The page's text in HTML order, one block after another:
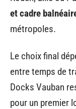
et cadre
métropoles.
Le choix final
entre temps de
Docks Vauban
pour un premier